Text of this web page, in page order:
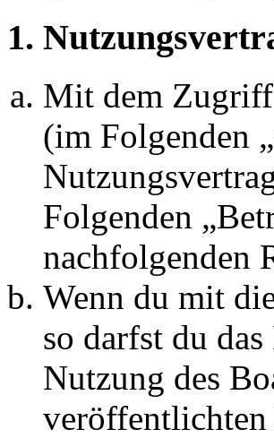
1.
Mit dem Zugriff
(im Folgenden
Folgenden
nachfolgenden
Wenn du mit
so darfst du
Nutzung des
veröffentlichten